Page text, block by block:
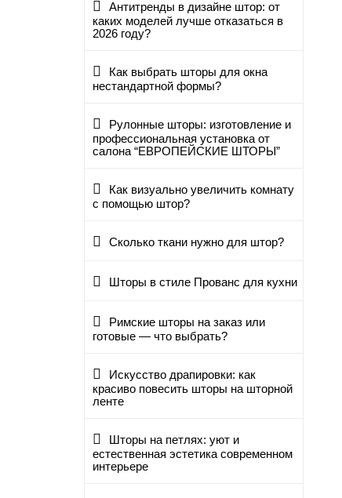
Антитренды в дизайне штор: от
каких моделей лучше отказаться в
2026 году?
Как выбрать шторы для окна
нестандартной формы?
Рулонные шторы: изготовление и
профессиональная установка от
салона “ЕВРОПЕЙСКИЕ ШТОРЫ”
Как визуально увеличить комнату
с помощью штор?
Сколько ткани нужно для штор?
Шторы в стиле Прованс для кухни
Римские шторы на заказ или
готовые — что выбрать?
Искусство драпировки: как
красиво повесить шторы на шторной
ленте
Шторы на петлях: уют и
естественная эстетика современном
интерьере